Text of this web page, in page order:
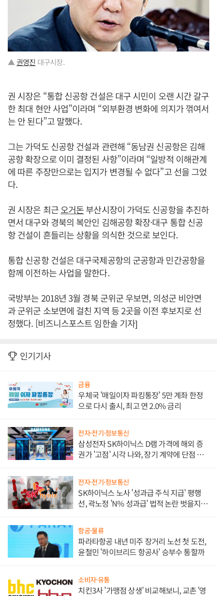
▲권영진 대구시장.
권 시장은 “통합 신공항 건설은 대구 시민이 오랜 시간 갈구
한 최대 현안 사업”이라며 “외부환경 변화에 의지가 꺾여서
는 안 된다”고 말했다.
그는 가덕도 신공항 건설과 관련해 “동남권 신공항은 김해
공항 확장으로 이미 결정된 사항”이라며 “일방적 이해관계
에 따른 주장만으로는 입지가 변경될 수 없다”고 선을 그었
다.
권 시장은 최근오거돈부산시장이 가덕도 신공항을 추진하
면서 대구와 경북의 복안인 김해공항 확장·대구 통합 신공
항 건설이 흔들리는 상황을 의식한 것으로 보인다.
통합 신공항 건설은 대구국제공항의 군공항과 민간공항을
함께 이전하는 사업을 말한다.
국방부는 2018년 3월 경북 군위군 우보면, 의성군 비안면
과 군위군 소보면에 걸친 지역 등 2곳을 이전 후보지로 선
정했다. [비즈니스포스트 임한솔 기자]
인기기사
금융
우체국 '매일이자 파킹통장' 5만 계좌 한정
으로 다시 출시, 최고 연 2.0% 금리
전자·전기·정보통신
삼성전자 SK하이닉스 D램 가격에 해외 증
권가 '고점' 시각 나와, 장기 계약에 단점 부
전자·전기·정보통신
SK하이닉스 노사 '성과급 주식 지급' 평행
선, 곽노정 'N% 성과급' 법적 논란 벗을지 주
항공·물류
파라타항공 내년 미주 장거리 노선 첫 도전,
윤철민 '하이브리드 항공사' 승부수 통할까
소비자·유통
치킨3사 '가맹점 상생' 비교해보니, 교촌 '영